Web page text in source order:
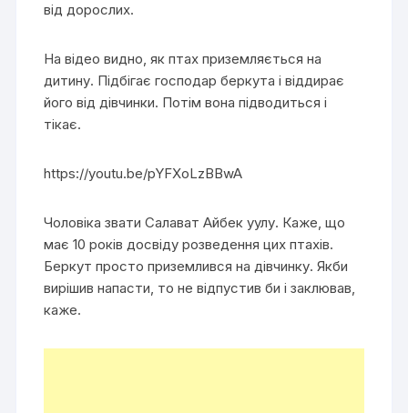
від дорослих.
На відео видно, як птах приземляється на
дитину. Підбігає господар беркута і віддирає
його від дівчинки. Потім вона підводиться і
тікає.
https://youtu.be/pYFXoLzBBwA
Чоловіка звати Салават Айбек уулу. Каже, що
має 10 років досвіду розведення цих птахів.
Беркут просто приземлився на дівчинку. Якби
вирішив напасти, то не відпустив би і заклював,
каже.